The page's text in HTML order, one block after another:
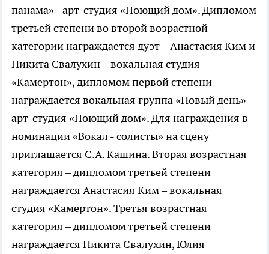
панама» - арт-студия «Поющий дом». Дипломом
третьей степени во второй возрастной
категории награждается дуэт – Анастасия Ким и
Никита Свалухин – вокальная студия
«Камертон», дипломом первой степени
награждается вокальная группа «Новый день» -
арт-студия «Поющий дом». Для награждения в
номинации «Вокал - солисты» на сцену
приглашается С.А. Кашина. Вторая возрастная
категория – дипломом третьей степени
награждается Анастасия Ким – вокальная
студия «Камертон». Третья возрастная
категория – дипломом третьей степени
награждается Никита Свалухин, Юлия